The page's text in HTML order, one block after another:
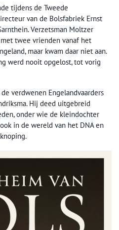
tijdens de Tweede
van de Bolsfabriek Ernst
Verzetsman Moltzer
twee vrienden vanaf het
maar kwam daar niet aan.
werd nooit opgelost, tot vorig
verdwenen Engelandvaarders
Hij deed uitgebreid
onder wie de kleindochter
in de wereld van het DNA en